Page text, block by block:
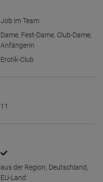
Job im Team
Dame, Fest-Dame, Club-Dame,
Anfängerin
Erotik-Club
11
aus der Region, Deutschland,
EU-Land